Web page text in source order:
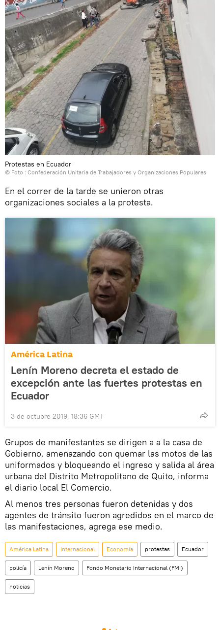
Protestas en Ecuador
© Foto : Confederación Unitaria de Trabajadores y Organizaciones Populares
En el correr de la tarde se unieron otras
organizaciones sociales a la protesta.
América Latina
Lenín Moreno decreta el estado de
excepción ante las fuertes protestas en
Ecuador
3 de octubre 2019, 18:36 GMT
Grupos de manifestantes se dirigen a a la casa de
Gobierno, amenazando con quemar las motos de las
uniformados y bloqueando el ingreso y salida al área
urbana del Distrito Metropolitano de Quito, informa
el diario local El Comercio.
Al menos tres personas fueron detenidas y dos
agentes de tránsito fueron agredidos en el marco de
las manifestaciones, agrega ese medio.
América Latina Internacional Economía protestas Ecuador
policía Lenín Moreno Fondo Monetario Internacional (FMI)
noticias